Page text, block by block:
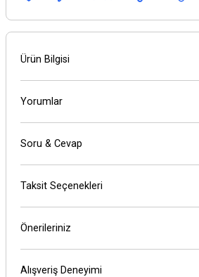
Ürün Bilgisi
Yorumlar
Soru & Cevap
Taksit Seçenekleri
Önerileriniz
Alışveriş Deneyimi